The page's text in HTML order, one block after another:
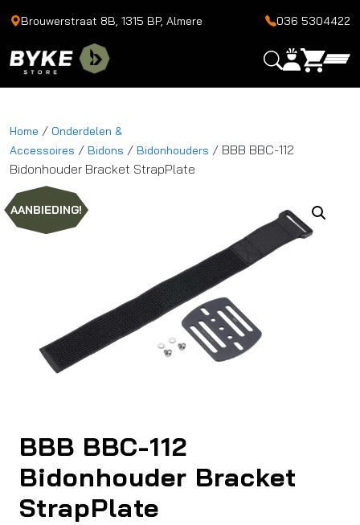
Brouwerstraat 8B, 1315 BP, Almere 036 5304422
Home / Onderdelen &
Accessoires / Bidons / Bidonhouders / BBB BBC-112
Bidonhouder Bracket StrapPlate
AANBIEDING!
BBB BBC-112
Bidonhouder Bracket
StrapPlate